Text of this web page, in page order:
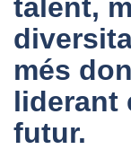
talent,
més
liderant
futur.